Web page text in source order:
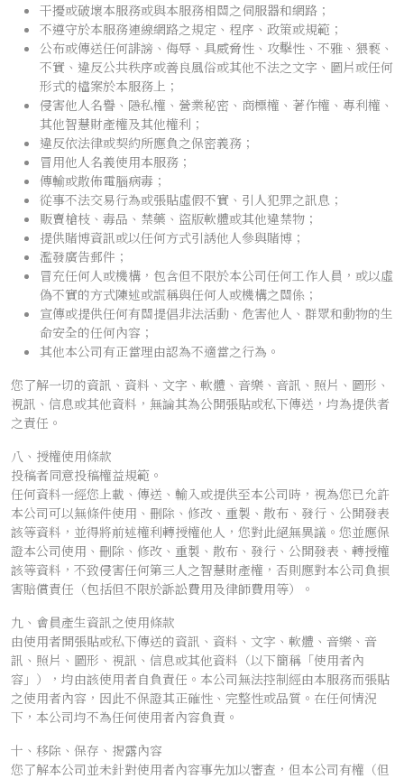
干擾或破壞本服務或與本服務相關之伺服器和網路；
不遵守於本服務連線網路之規定、程序、政策或規範；
公布或傳送任何誹謗、侮辱、具威脅性、攻擊性、不雅、猥褻、
不實、違反公共秩序或善良風俗或其他不法之文字、圖片或任何
形式的檔案於本服務上；
侵害他人名譽、隱私權、營業秘密、商標權、著作權、專利權、
其他智慧財產權及其他權利；
違反依法律或契約所應負之保密義務；
冒用他人名義使用本服務；
傳輸或散佈電腦病毒；
從事不法交易行為或張貼虛假不實、引人犯罪之訊息；
販賣槍枝、毒品、禁藥、盜版軟體或其他違禁物；
提供賭博資訊或以任何方式引誘他人參與賭博；
濫發廣告郵件；
冒充任何人或機構，包含但不限於本公司任何工作人員，或以虛
偽不實的方式陳述或謊稱與任何人或機構之關係；
宣傳或提供任何有關提倡非法活動、危害他人、群眾和動物的生
命安全的任何內容；
其他本公司有正當理由認為不適當之行為。
您了解一切的資訊、資料、文字、軟體、音樂、音訊、照片、圖形、
視訊、信息或其他資料，無論其為公開張貼或私下傳送，均為提供者
之責任。
八、授權使用條款
投稿者同意投稿權益規範。
任何資料一經您上載、傳送、輸入或提供至本公司時，視為您已允許
本公司可以無條件使用、刪除、修改、重製、散布、發行、公開發表
該等資料，並得將前述權利轉授權他人，您對此絕無異議。您並應保
證本公司使用、刪除、修改、重製、散布、發行、公開發表、轉授權
該等資料，不致侵害任何第三人之智慧財產權，否則應對本公司負損
害賠償責任（包括但不限於訴訟費用及律師費用等）。
九、會員產生資訊之使用條款
由使用者開張貼或私下傳送的資訊、資料、文字、軟體、音樂、音
訊、照片、圖形、視訊、信息或其他資料（以下簡稱「使用者內
容」），均由該使用者自負責任。本公司無法控制經由本服務而張貼
之使用者內容，因此不保證其正確性、完整性或品質。在任何情況
下，本公司均不為任何使用者內容負責。
十、移除、保存、揭露內容
您了解本公司並未針對使用者內容事先加以審查，但本公司有權（但